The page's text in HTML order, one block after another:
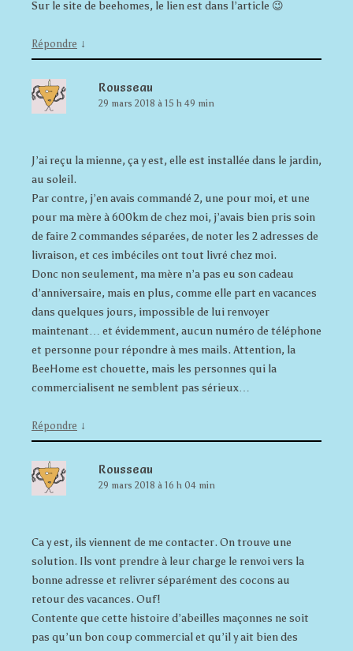
Sur le site de beehomes, le lien est dans l’article 😉
Répondre ↓
Rousseau
29 mars 2018 à 15 h 49 min
J’ai reçu la mienne, ça y est, elle est installée dans le jardin,
au soleil.
Par contre, j’en avais commandé 2, une pour moi, et une
pour ma mère à 600km de chez moi, j’avais bien pris soin
de faire 2 commandes séparées, de noter les 2 adresses de
livraison, et ces imbéciles ont tout livré chez moi.
Donc non seulement, ma mère n’a pas eu son cadeau
d’anniversaire, mais en plus, comme elle part en vacances
dans quelques jours, impossible de lui renvoyer
maintenant… et évidemment, aucun numéro de téléphone
et personne pour répondre à mes mails. Attention, la
BeeHome est chouette, mais les personnes qui la
commercialisent ne semblent pas sérieux…
Répondre ↓
Rousseau
29 mars 2018 à 16 h 04 min
Ca y est, ils viennent de me contacter. On trouve une
solution. Ils vont prendre à leur charge le renvoi vers la
bonne adresse et relivrer séparément des cocons au
retour des vacances. Ouf!
Contente que cette histoire d’abeilles maçonnes ne soit
pas qu’un bon coup commercial et qu’il y ait bien des